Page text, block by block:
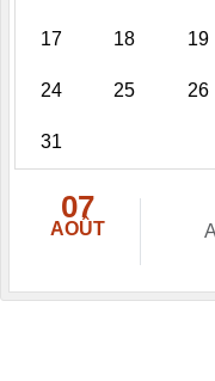
17 18 19
24 25 26
31
07
AOÛT